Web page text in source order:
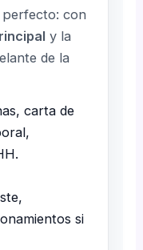
con
y la
de la
carta de
si